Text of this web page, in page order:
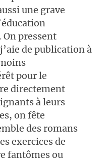
une grave
On pressent
de publication à
pour le
directement
à leurs
on fête
des romans
exercices de
fantômes ou